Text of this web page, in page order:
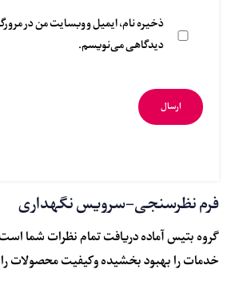
ذخیره نام، ایمیل و وبسایت من در
دیدگاهی می‌نویسم.
فرم نظرسنجی-سرویس نگهداری
گروه بتیس آماده دریافت تمام نظرات شما است،
خدمات را بهبود بخشیده و کیفیت محصولات را